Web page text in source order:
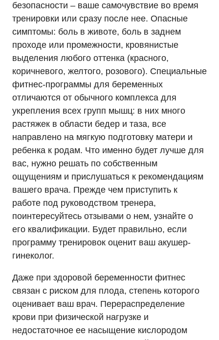
безопасности – ваше самочувствие во время
тренировки или сразу после нее. Опасные
симптомы: боль в животе, боль в заднем
проходе или промежности, кровянистые
выделения любого оттенка (красного,
коричневого, желтого, розового). Специальные
фитнес-программы для беременных
отличаются от обычного комплекса для
укрепления всех групп мышц: в них много
растяжек в области бедер и таза, все
направлено на мягкую подготовку матери и
ребенка к родам. Что именно будет лучше для
вас, нужно решать по собственным
ощущениям и прислушаться к рекомендациям
вашего врача. Прежде чем приступить к
работе под руководством тренера,
поинтересуйтесь отзывами о нем, узнайте о
его квалификации. Будет правильно, если
программу тренировок оценит ваш акушер-
гинеколог.
Даже при здоровой беременности фитнес
связан с риском для плода, степень которого
оценивает ваш врач. Перераспределение
крови при физической нагрузке и
недостаточное ее насыщение кислородом